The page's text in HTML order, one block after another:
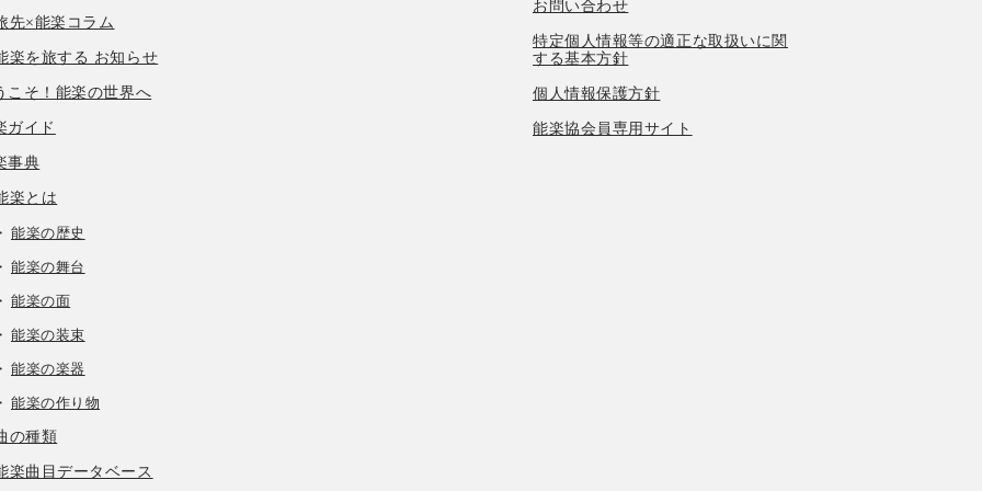
先×能楽コラム
楽を旅する お知らせ
こそ！能楽の世界へ
ガイド
事典
楽とは
能楽の歴史
能楽の舞台
能楽の面
能楽の装束
能楽の楽器
能楽の作り物
の種類
楽曲目データベース
お問い合わせ
特定個人情報等の適正な取扱いに関
する基本方針
個人情報保護方針
能楽協会員専用サイト